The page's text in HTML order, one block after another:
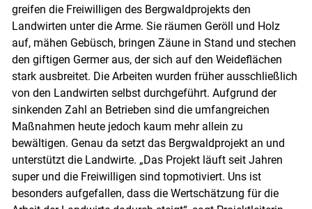
Skip to main content
greifen die Freiwilligen des Bergwaldprojekts den
Landwirten unter die Arme. Sie räumen Geröll und Holz
auf, mähen Gebüsch, bringen Zäune in Stand und stechen
den giftigen Germer aus, der sich auf den Weideflächen
stark ausbreitet. Die Arbeiten wurden früher ausschließlich
von den Landwirten selbst durchgeführt. Aufgrund der
sinkenden Zahl an Betrieben sind die umfangreichen
Maßnahmen heute jedoch kaum mehr allein zu
bewältigen. Genau da setzt das Bergwaldprojekt an und
unterstützt die Landwirte. „Das Projekt läuft seit Jahren
super und die Freiwilligen sind topmotiviert. Uns ist
besonders aufgefallen, dass die Wertschätzung für die